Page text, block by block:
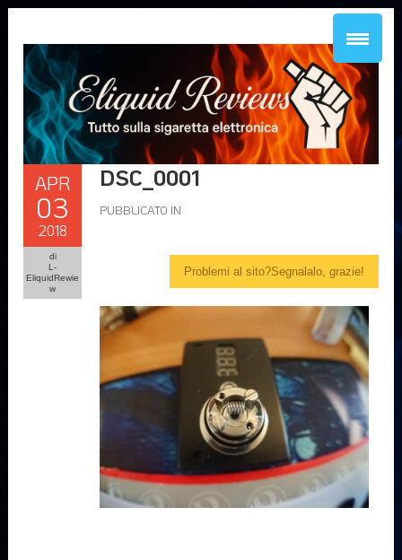
APR
03
2018
di
L-
EliquidRewie
w
DSC_0001
PUBBLICATO IN
Problemi al sito?Segnalalo, grazie!